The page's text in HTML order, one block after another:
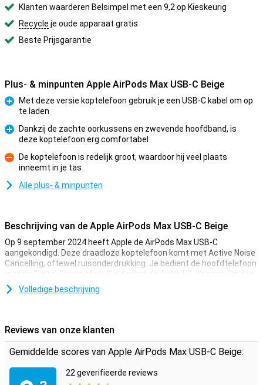
Klanten waarderen Belsimpel met een 9,2 op Kieskeurig
Recycle je oude apparaat gratis
Beste Prijsgarantie
Plus- & minpunten Apple AirPods Max USB-C Beige
Pluspunt
Met deze versie koptelefoon gebruik je een USB-C kabel om op
te laden
Pluspunt
Dankzij de zachte oorkussens en zwevende hoofdband, is
deze koptelefoon erg comfortabel
Minpunt
De koptelefoon is redelijk groot, waardoor hij veel plaats
inneemt in je tas
Alle plus- & minpunten
Beschrijving van de Apple AirPods Max USB-C Beige
Op 9 september 2024 heeft Apple de AirPods Max USB-C
aangekondigd. Deze draadloze koptelefoon komt met Active Noise
Cancelling, oftewel ruisonderdrukking. Je bedient de hoofdtelefoon
met de Digital Crown of via Siri dankzij de Apple H1-chipset. Op één
acculading gaat de AirPods Max USB-C zo'n twintig uur mee.
voor een hardware upgrade met USB-C aansluiting in plaats van de
Lightning connector. Hierdoor kun je kabels van je andere USB-C
producten gebruiken om je AirPods Max USB-C op te laden. Ben je
onderweg en heb je geen oplader mee? Dankzij deze vernieuwde
aansluiting hoef je bijvoorbeeld niet meer op zoek naar iemand met
Volledige beschrijving
Reviews van onze klanten
Gemiddelde scores van Apple AirPods Max USB-C Beige:
22 geverifieerde reviews